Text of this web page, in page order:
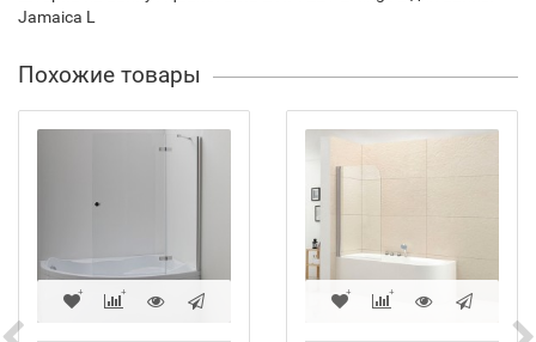
Jamaica L
Похожие товары